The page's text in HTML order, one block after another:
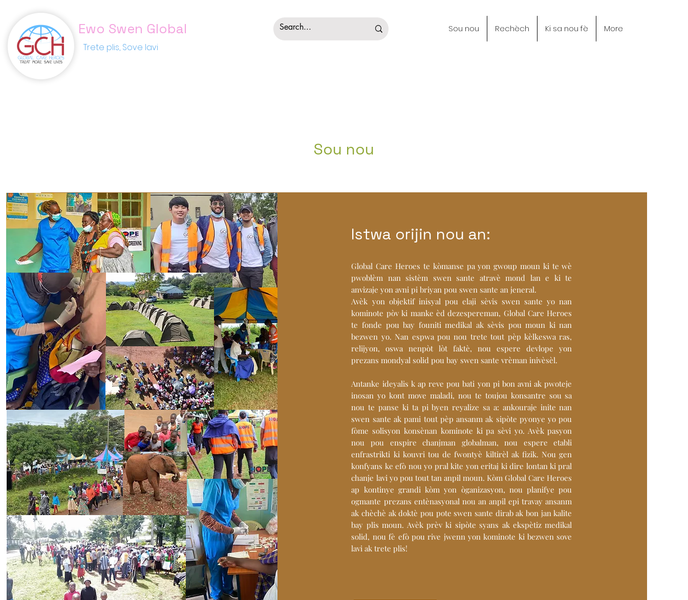
Ewo Swen Global
Trete plis, Sove lavi
Sou nou Rechèch Ki sa nou fè More
Sou nou
Istwa orijin nou an:
Global Care Heroes te kòmanse pa yon gwoup moun ki te wè
pwoblèm nan sistèm swen sante atravè mond lan e ki te
anvizaje yon avni pi briyan pou swen sante an jeneral.
Avèk yon objektif inisyal pou elaji sèvis swen sante yo nan
kominote pòv ki manke èd dezespereman, Global Care Heroes
te fonde pou bay founiti medikal ak sèvis pou moun ki nan
bezwen yo. Nan espwa pou nou trete tout pèp kèlkeswa ras,
relijyon, oswa nenpòt lòt faktè, nou espere devlope yon
prezans mondyal solid pou bay swen sante vrèman inivèsèl.
Antanke ideyalis k ap reve pou bati yon pi bon avni ak pwoteje
inosan yo kont move maladi, nou te toujou konsantre sou sa
nou te panse ki ta pi byen reyalize sa a: ankouraje inite nan
swen sante ak pami tout pèp ansanm ak sipòte pyonye yo pou
fòme solisyon konsènan kominote ki pa sèvi yo. Avèk pasyon
nou pou enspire chanjman globalman, nou espere etabli
enfrastrikti ki kouvri tou de fwontyè kiltirèl ak fizik. Nou gen
konfyans ke efò nou yo pral kite yon eritaj ki dire lontan ki pral
chanje lavi yo pou tout tan anpil moun. Kòm Global Care Heroes
ap kontinye grandi kòm yon òganizasyon, nou planifye pou
ogmante prezans entènasyonal nou an anpil epi travay ansanm
ak chèchè ak doktè pou pote swen sante dirab ak bon jan kalite
bay plis moun. Avèk prèv ki sipòte syans ak ekspètiz medikal
solid, nou fè efò pou rive jwenn yon kominote ki bezwen sove
lavi ak trete plis!